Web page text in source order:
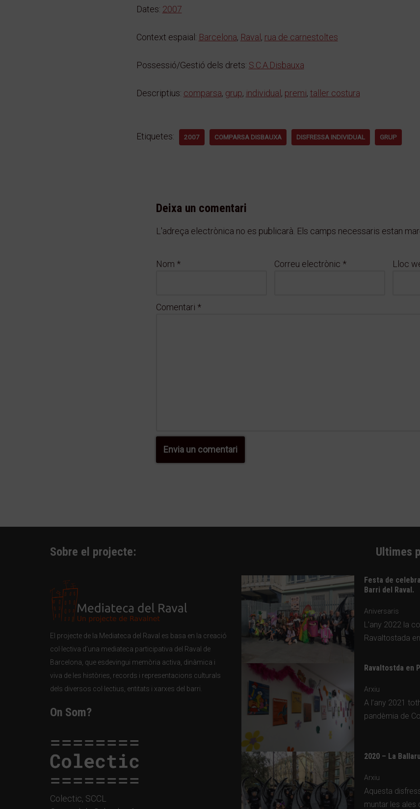
Dates: 2007
Context espaial: Barcelona, Raval , rua de carnestoltes
Possessió/Gestió dels drets: S.C.A.Disbauxa
Descriptius: comparsa, grup, individual , premi, taller costura
Etiquetes: 2007 COMPARSA DISBAUXA DISFRESSA INDIVIDUAL GRUP
Deixa un comentari
L'adreça electrònica no es publicarà. Els camps necessaris estan
Nom * Correu electrònic * Lloc
Comentari *
Sobre el projecte:
El projecte de la Mediateca del Raval es basa en la creació
col·lectiva d’una mediateca participativa del Raval de
Barcelona, que esdevingui memòria activa, dinàmica i
viva de les històries, records i representacions culturals
dels diversos col·lectius, entitats i xarxes del barri.
On Som?
Colectic, SCCL
Ultimes
Festa de
Barri del Raval.
Aniversaris
L’any 2022 la
Ravaltostada
Ravaltostda en
Arxiu
A l’any 2021
pandèmia de
2020 – La
Arxiu
Aquesta
muntar les ales